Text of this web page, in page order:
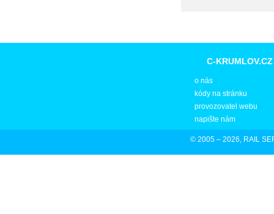
C-KRUMLOV.CZ
o nás
kódy na stránku
provozovatel webu
napište nám
© 2005 – 2026, RAIL